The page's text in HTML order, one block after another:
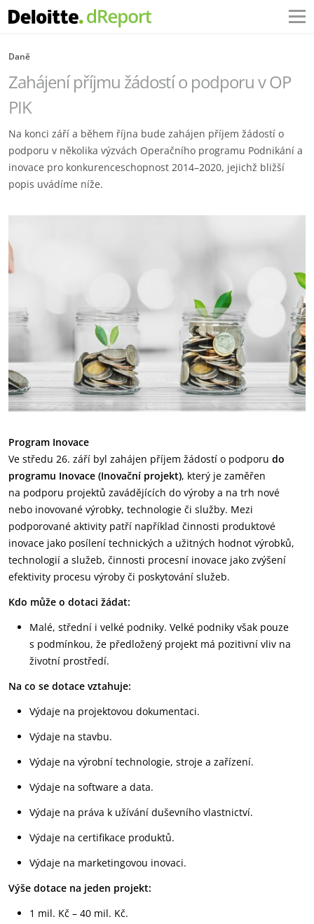
Daně
Zahájení příjmu žádostí o podporu v OP
PIK
Na konci září a během října bude zahájen příjem žádostí o
podporu v několika výzvách Operačního programu Podnikání a
inovace pro konkurenceschopnost 2014–2020, jejichž bližší
popis uvádíme níže.
Program Inovace
Ve středu 26. září byl zahájen příjem žádostí o podporu do
programu Inovace (Inovační projekt), který je zaměřen
na podporu projektů zavádějících do výroby a na trh nové
nebo inovované výrobky, technologie či služby. Mezi
podporované aktivity patří například činnosti produktové
inovace jako posílení technických a užitných hodnot výrobků,
technologií a služeb, činnosti procesní inovace jako zvýšení
efektivity procesu výroby či poskytování služeb.
Kdo může o dotaci žádat:
Malé, střední i velké podniky. Velké podniky však pouze
s podmínkou, že předložený projekt má pozitivní vliv na
životní prostředí.
Na co se dotace vztahuje:
Výdaje na projektovou dokumentaci.
Výdaje na stavbu.
Výdaje na výrobní technologie, stroje a zařízení.
Výdaje na software a data.
Výdaje na práva k užívání duševního vlastnictví.
Výdaje na certifikace produktů.
Výdaje na marketingovou inovaci.
Výše dotace na jeden projekt:
1 mil. Kč – 40 mil. Kč.